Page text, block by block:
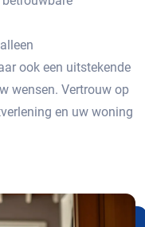
ook een uitstekende
wensen. Vertrouw op
en uw woning